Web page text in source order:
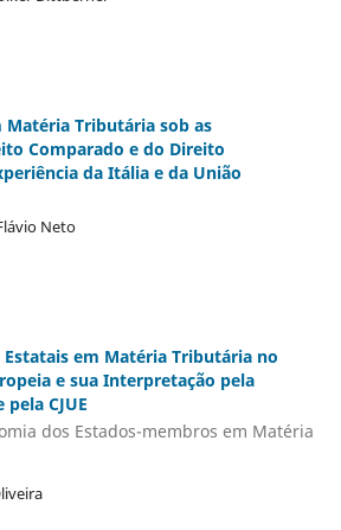
Tributária sob as
Comparado e do Direito
da Itália e da União
Neto
em Matéria Tributária no
e sua Interpretação pela
CJUE
dos Estados-membros em Matéria